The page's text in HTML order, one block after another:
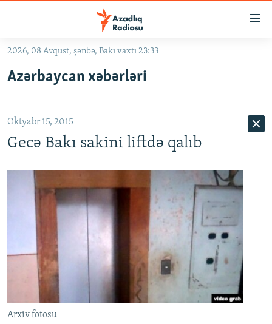
Əsas
qayıt
qayıt
Axtarışa
#ƏSLINDƏ
QANUNI DOĞRU
ARAŞDIRMA
MULTIMEDIA
FOTOQALEREYA
KARIKATURA
RADIO ARXIV
OXU ZALI
AZƏRBAYCAN ƏDƏBIYYATI KITABXANASI
İSLAM VƏ DEMOKRATIYA
HAQQIMIZDA
PEŞƏ ETIKASI VƏ JURNALISTIKA STANDARTLARIMIZ
2026, 08 Avqust, şənbə, Bakı vaxtı 23:33
Azərbaycan xəbərləri
Oktyabr 15, 2015
Gecə Bakı sakini liftdə qalıb
Arxiv fotosu